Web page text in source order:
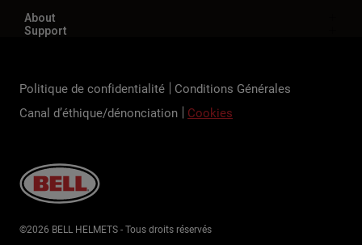
About
Support
Politique de confidentialité
Conditions Générales
Canal d’éthique/dénonciation
Cookies
©2026 BELL HELMETS - Tous droits réservés